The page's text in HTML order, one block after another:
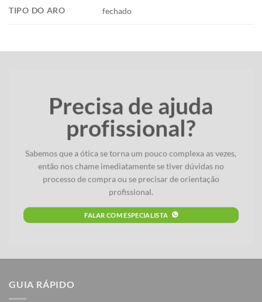
TIPO DO ARO fechado
Precisa de ajuda
profissional?
Sabemos que a ótica se torna um pouco complexa as vezes,
então nos chame imediatamente se tiver dúvidas no
processo de compra ou se precisar de orientação
profissional.
FALAR COM ESPECIALISTA
GUIA RÁPIDO